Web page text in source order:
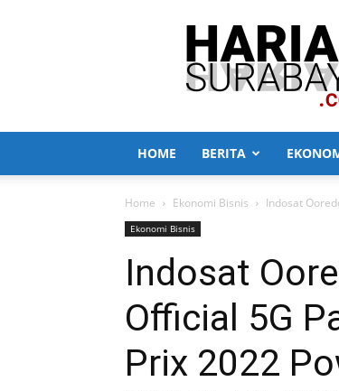
Harian
Surabaya
HOME BERITA
Home Ekonomi Bisnis Indosat
Ekonomi Bisnis
Indosat
Official 5G
Prix 2022